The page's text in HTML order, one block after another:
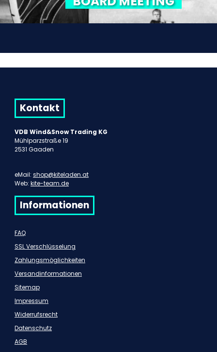
Kontakt
VDB Wind&Snow Trading KG
Mühlparzstraße 19
2531 Gaaden
eMail: shop@kiteladen.at
Web: kite-team.de
Informationen
FAQ
SSL Verschlüsselung
Zahlungsmöglichkeiten
Versandinformationen
Sitemap
Impressum
Widerrufsrecht
Datenschutz
AGB